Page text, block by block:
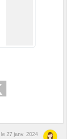
le 27 janv. 2024